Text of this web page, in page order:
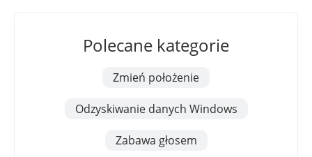
Polecane kategorie
Zmień położenie
Odzyskiwanie danych Windows
Zabawa głosem